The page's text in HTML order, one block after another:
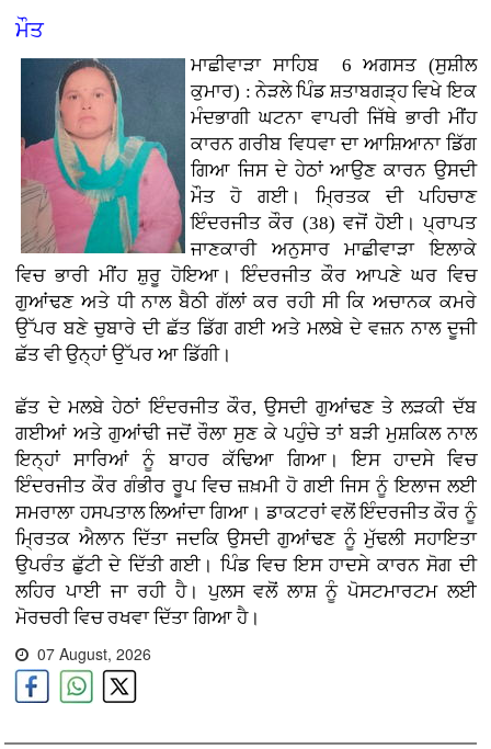
ਮੌਤ
ਮਾਛੀਵਾੜਾ ਸਾਹਿਬ 6 ਅਗਸਤ (ਸੁਸ਼ੀਲ
ਕੁਮਾਰ) : ਨੇੜਲੇ ਪਿੰਡ ਸ਼ਤਾਬਗੜ੍ਹ ਵਿਖੇ ਇਕ
ਮੰਦਭਾਗੀ ਘਟਨਾ ਵਾਪਰੀ ਜਿੱਥੇ ਭਾਰੀ ਮੀਂਹ
ਕਾਰਨ ਗਰੀਬ ਵਿਧਵਾ ਦਾ ਆਸ਼ਿਆਨਾ ਡਿੱਗ
ਗਿਆ ਜਿਸ ਦੇ ਹੇਠਾਂ ਆਉਣ ਕਾਰਨ ਉਸਦੀ
ਮੌਤ ਹੋ ਗਈ। ਮ੍ਰਿਤਕ ਦੀ ਪਹਿਚਾਣ
ਇੰਦਰਜੀਤ ਕੌਰ (38) ਵਜੋਂ ਹੋਈ। ਪ੍ਰਾਪਤ
ਜਾਣਕਾਰੀ ਅਨੁਸਾਰ ਮਾਛੀਵਾੜਾ ਇਲਾਕੇ
ਵਿਚ ਭਾਰੀ ਮੀਂਹ ਸ਼ੁਰੂ ਹੋਇਆ। ਇੰਦਰਜੀਤ ਕੌਰ ਆਪਣੇ ਘਰ ਵਿਚ
ਗੁਆਂਢਣ ਅਤੇ ਧੀ ਨਾਲ ਬੈਠੀ ਗੱਲਾਂ ਕਰ ਰਹੀ ਸੀ ਕਿ ਅਚਾਨਕ ਕਮਰੇ
ਉੱਪਰ ਬਣੇ ਚੁਬਾਰੇ ਦੀ ਛੱਤ ਡਿੱਗ ਗਈ ਅਤੇ ਮਲਬੇ ਦੇ ਵਜ਼ਨ ਨਾਲ ਦੂਜੀ
ਛੱਤ ਵੀ ਉਨ੍ਹਾਂ ਉੱਪਰ ਆ ਡਿੱਗੀ।
ਛੱਤ ਦੇ ਮਲਬੇ ਹੇਠਾਂ ਇੰਦਰਜੀਤ ਕੌਰ, ਉਸਦੀ ਗੁਆਂਢਣ ਤੇ ਲੜਕੀ ਦੱਬ
ਗਈਆਂ ਅਤੇ ਗੁਆਂਢੀ ਜਦੋਂ ਰੌਲਾ ਸੁਣ ਕੇ ਪਹੁੰਚੇ ਤਾਂ ਬੜੀ ਮੁਸ਼ਕਿਲ ਨਾਲ
ਇਨ੍ਹਾਂ ਸਾਰਿਆਂ ਨੂੰ ਬਾਹਰ ਕੱਢਿਆ ਗਿਆ। ਇਸ ਹਾਦਸੇ ਵਿਚ
ਇੰਦਰਜੀਤ ਕੌਰ ਗੰਭੀਰ ਰੂਪ ਵਿਚ ਜ਼ਖ਼ਮੀ ਹੋ ਗਈ ਜਿਸ ਨੂੰ ਇਲਾਜ ਲਈ
ਸਮਰਾਲਾ ਹਸਪਤਾਲ ਲਿਆਂਦਾ ਗਿਆ। ਡਾਕਟਰਾਂ ਵਲੋਂ ਇੰਦਰਜੀਤ ਕੌਰ ਨੂੰ
ਮ੍ਰਿਤਕ ਐਲਾਨ ਦਿੱਤਾ ਜਦਕਿ ਉਸਦੀ ਗੁਆਂਢਣ ਨੂੰ ਮੁੱਢਲੀ ਸਹਾਇਤਾ
ਉਪਰੰਤ ਛੁੱਟੀ ਦੇ ਦਿੱਤੀ ਗਈ। ਪਿੰਡ ਵਿਚ ਇਸ ਹਾਦਸੇ ਕਾਰਨ ਸੋਗ ਦੀ
ਲਹਿਰ ਪਾਈ ਜਾ ਰਹੀ ਹੈ। ਪੁਲਸ ਵਲੋਂ ਲਾਸ਼ ਨੂੰ ਪੋਸਟਮਾਰਟਮ ਲਈ
ਮੋਰਚਰੀ ਵਿਚ ਰਖਵਾ ਦਿੱਤਾ ਗਿਆ ਹੈ।
07 August, 2026